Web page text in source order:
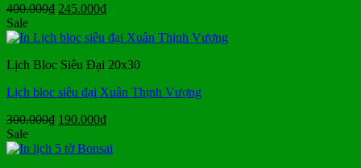
400.000₫ Giá
là:
245.000₫Giá
tại
245.000₫.
Sale
Lịch Bloc Siêu Đại 20x30
Lịch bloc siêu đại Xuân Thịnh Vượng
300.000₫ Giá
là:
190.000₫Giá
tại
Sale